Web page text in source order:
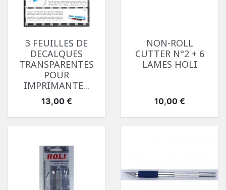
3 FEUILLES DE
DECALQUES
TRANSPARENTES
POUR
IMPRIMANTE...
Prix
13,00 €
NON-ROLL
CUTTER N°2 + 6
LAMES HOLI
Prix
10,00 €